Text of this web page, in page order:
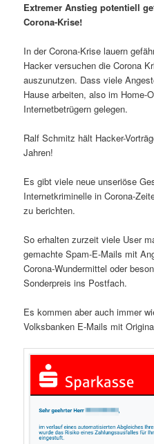
Extremer Anstieg potentiell
Corona-Krise!
In der Corona-Krise lauern
Hacker versuchen die Corona
auszunutzen. Dass viele
Hause arbeiten, also im Home-
Internetbetrügern gelegen.
Ralf Schmitz hält Hacker-
Jahren!
Es gibt viele neue unseriöse
Internetkriminelle in Corona-
zu berichten.
So erhalten zurzeit viele User
gemachte Spam-E-Mails mit
Corona-Wundermittel oder
Sonderpreis ins Postfach.
Es kommen aber auch immer
Volksbanken E-Mails mit